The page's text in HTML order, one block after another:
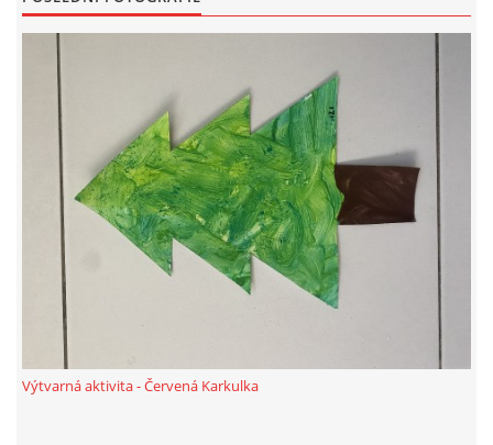
POHYBOVÉ AKTIVITY NA TÉMA PODZIM
PÍSNĚ K TÉMATU ZIMA
BÁSNĚ K TÉMATU ZIMA
POHYBOVÉ AKTIVITY NA TÉMA ZIMA
VZDĚLÁVACÍ PLÁN OD ZÁŘÍ DO ČERVNA
TÝDENNÍ PLÁNY
Výtvarná aktivita - Červená Karkulka